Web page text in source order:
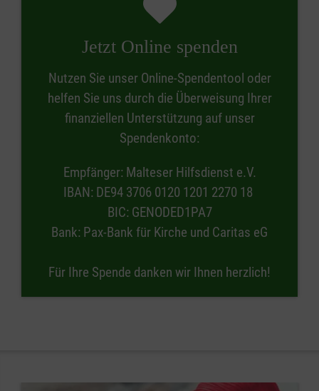
Jetzt Online spenden
Nutzen Sie unser Online-Spendentool oder
helfen Sie uns durch die Überweisung Ihrer
finanziellen Unterstützung auf unser
Spendenkonto:
Empfänger: Malteser Hilfsdienst e.V.
IBAN: DE94 3706 0120 1201 2270 18
BIC: GENODED1PA7
Bank: Pax-Bank für Kirche und Caritas eG
Für Ihre Spende danken wir Ihnen herzlich!